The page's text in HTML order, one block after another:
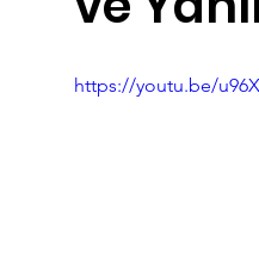
https://youtu.be/